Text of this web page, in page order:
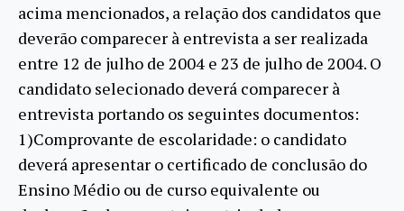
acima mencionados, a relação dos candidatos que
deverão comparecer à entrevista a ser realizada
entre 12 de julho de 2004 e 23 de julho de 2004. O
candidato selecionado deverá comparecer à
entrevista portando os seguintes documentos:
1)Comprovante de escolaridade: o candidato
deverá apresentar o certificado de conclusão do
Ensino Médio ou de curso equivalente ou